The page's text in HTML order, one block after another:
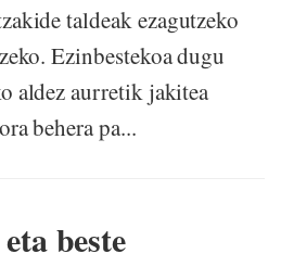
taldeak ezagutzeko
Ezinbestekoa dugu
aldez aurretik jakitea
behera pa...
beste